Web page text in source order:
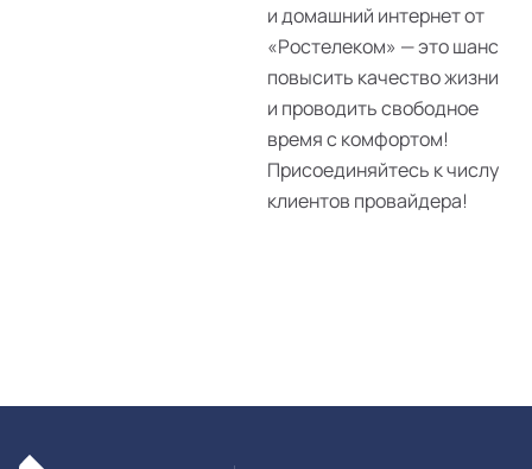
и домашний интернет от
«Ростелеком» — это шанс
повысить качество жизни
и проводить свободное
время с комфортом!
Присоединяйтесь к числу
клиентов провайдера!